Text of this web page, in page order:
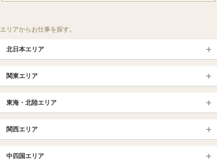
エリアからお仕事を探す。
北日本エリア
北海道（札幌・旭川・函館）
青森
岩手 (盛岡・北上)
福島 (いわき・郡山)
山形
長野・松本・上田
群馬（伊勢崎・高崎・前橋）
関東エリア
大宮・浦和・川口
越谷・春日部
千葉TOP
松戸・柏
東海・北陸エリア
愛知（名古屋）
岐阜県
関西エリア
中四国エリア